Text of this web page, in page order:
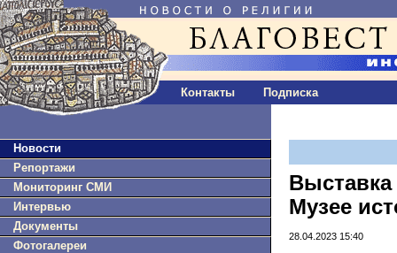
Контакты Подписка
Новости
Репортажи
Мониторинг СМИ
Интервью
Документы
Фотогалереи
Музее
28.04.2023 15:40